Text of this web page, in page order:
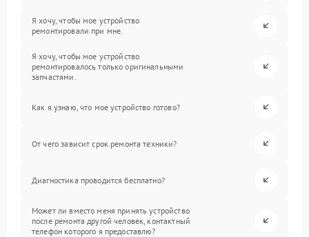
Я хочу, чтобы мое устройство
ремонтировали при мне.
Я хочу, чтобы мое устройство
ремонтировалось только оригинальными
запчастями.
Как я узнаю, что мое устройство готово?
От чего зависит срок ремонта техники?
Диагностика проводится бесплатно?
Может ли вместо меня принять устройство
после ремонта другой человек, контактный
телефон которого я предоставлю?